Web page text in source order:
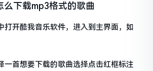
么下载mp3格式的歌曲
打开酷我音乐软件，进入到主界面，如
一首想要下载的歌曲选择点击红框标注